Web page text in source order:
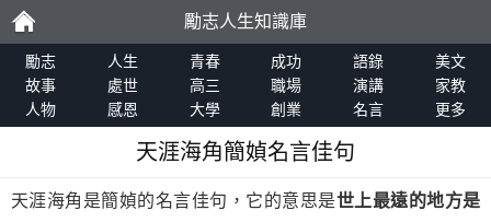
勵
志
勵志人生知識庫
勵志 人生 青春 成功 語錄
美文
故事
處世 高三 職場 演講
家教
人物
感恩 大學 創業 名言 更多
天涯海角簡媜名言佳句
天涯海角是簡媜的名言佳句，它的意思是世上最遠的地方是